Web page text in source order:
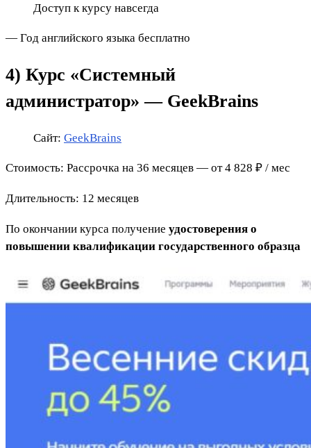
Доступ к курсу навсегда
— Год английского языка бесплатно
4) Курс «Системный
администратор» — GeekBrains
Сайт: GeekBrains
Стоимость: Рассрочка на 36 месяцев — от 4 828 ₽ / мес
Длительность: 12 месяцев
По окончании курса получение удостоверения о
повышении квалификации государственного образца